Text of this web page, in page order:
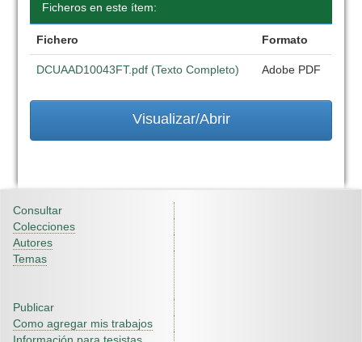
Ficheros en este ítem:
Fichero Formato
DCUAAD10043FT.pdf (Texto Completo) Adobe PDF
Visualizar/Abrir
Consultar
Colecciones
Autores
Temas
Publicar
Como agregar mis trabajos